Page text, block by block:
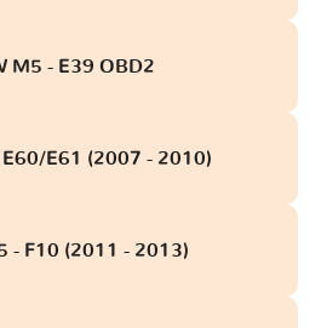
M5 - E39 OBD2
E61 (2007 - 2010)
- F10 (2011 - 2013)